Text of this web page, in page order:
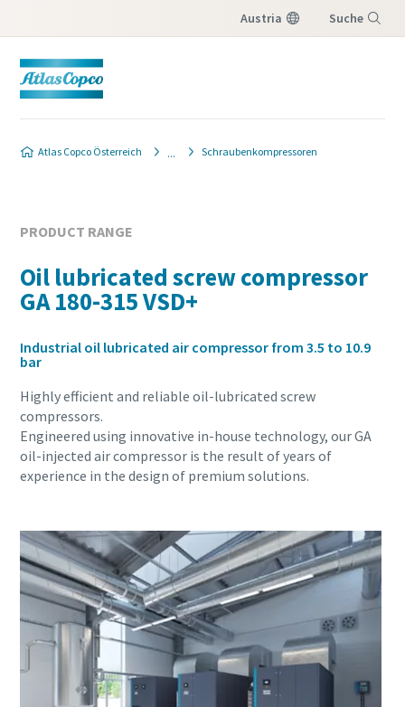
Austria Suche
Atlas Copco Österreich Schraubenkompressoren
PRODUCT RANGE
Oil lubricated screw compressor
GA 180-315 VSD+
Industrial oil lubricated air compressor from 3.5 to 10.9
bar
Highly efficient and reliable oil-lubricated screw
compressors.
Engineered using innovative in-house technology, our GA
oil-injected air compressor is the result of years of
experience in the design of premium solutions.
bitte das unten stehende Formular aus. Wir
Angebotsinformationen kurzfristig
zukommen.
Sie können uns auch direkt eine Nachricht
Adresse
Alle mit (*) gekennzeichnete Felder sind
Pflichtfelder.
Vorname
Nachname
E-Mail